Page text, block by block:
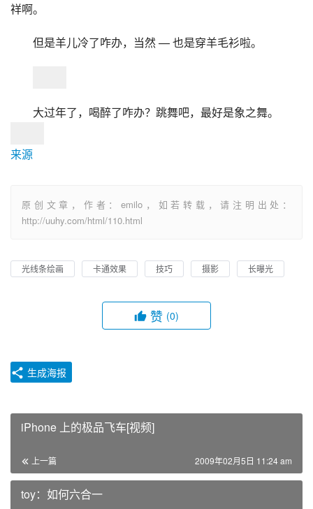
祥啊。
但是羊儿冷了咋办，当然 — 也是穿羊毛衫啦。
大过年了，喝醉了咋办？跳舞吧，最好是象之舞。
来源
原创文章，作者：emilo，如若转载，请注明出处：
http://uuhy.com/html/110.html
光线条绘画 卡通效果 技巧 摄影 长曝光
赞 (0)
生成海报
iPhone 上的极品飞车[视频]
上一篇 2009年02月5日 11:24 am
toy：如何六合一